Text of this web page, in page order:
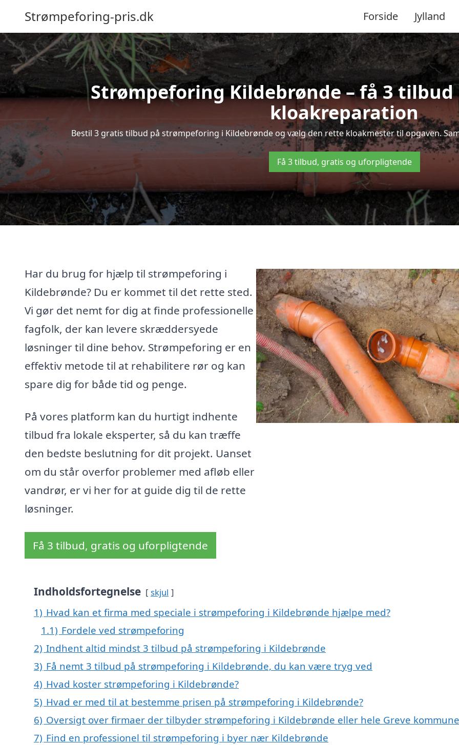
Strømpeforing-pris.dk Forside Jylland
Strømpeforing Kildebrønde – få 3
kloakreparation
Bestil 3 gratis tilbud på strømpeforing i Kildebrønde og vælg den rette kloakmester til opgaven.
Få 3 tilbud, gratis og uforpligtende
Har du brug for hjælp til strømpeforing i
Kildebrønde? Du er kommet til det rette sted.
Vi gør det nemt for dig at finde professionelle
fagfolk, der kan levere skræddersyede
løsninger til dine behov. Strømpeforing er en
effektiv metode til at rehabilitere rør og kan
spare dig for både tid og penge.
På vores platform kan du hurtigt indhente
tilbud fra lokale eksperter, så du kan træffe
den bedste beslutning for dit projekt. Uanset
om du står overfor problemer med afløb eller
vandrør, er vi her for at guide dig til de rette
løsninger.
Få 3 tilbud, gratis og uforpligtende
Indholdsfortegnelse skjul
1) Hvad kan et firma med speciale i strømpeforing i Kildebrønde hjælpe med?
1.1) Fordele ved strømpeforing
2) Indhent altid mindst 3 tilbud på strømpeforing i Kildebrønde
3) Få nemt 3 tilbud på strømpeforing i Kildebrønde, du kan være tryg ved
4) Hvad koster strømpeforing i Kildebrønde?
5) Hvad er med til at bestemme prisen på strømpeforing i Kildebrønde?
6) Oversigt over firmaer der tilbyder strømpeforing i Kildebrønde eller hele Greve kommune
7) Find en professionel til strømpeforing i byer nær Kildebrønde